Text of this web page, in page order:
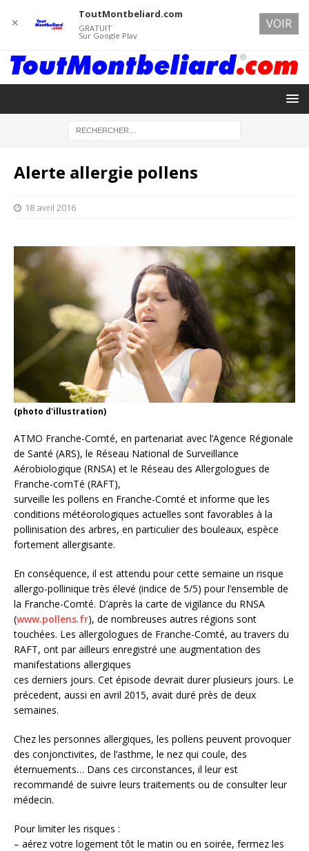
Alerte allergie pollens
18 avril 2016
(photo d'illustration)
ATMO Franche-Comté, en partenariat avec l’Agence Régionale
de Santé (ARS), le Réseau National de Surveillance
Aérobiologique (RNSA) et le Réseau des Allergologues de
Franche-comTé (RAFT),
surveille les pollens en Franche-Comté et informe que les
conditions météorologiques actuelles sont favorables à la
pollinisation des arbres, en particulier des bouleaux, espèce
fortement allergisante.
En conséquence, il est attendu pour cette semaine un risque
allergo-pollinique très élevé (indice de 5/5) pour l’ensemble de
la Franche-Comté. D’après la carte de vigilance du RNSA
(www.pollens.fr), de nombreuses autres régions sont
touchées. Les allergologues de Franche-Comté, au travers du
RAFT, ont par ailleurs enregistré une augmentation des
manifestations allergiques
ces derniers jours. Cet épisode devrait durer plusieurs jours. Le
précedent, aussi en avril 2015, avait duré près de deux
semaines.
Chez les personnes allergiques, les pollens peuvent provoquer
des conjonctivites, de l’asthme, le nez qui coule, des
éternuements… Dans ces circonstances, il leur est
recommandé de suivre leurs traitements ou de consulter leur
médecin.
Pour limiter les risques :
– aérez votre logement tôt le matin ou en soirée, fermez les
✕
ToutMontbeliard.com
GRATUIT
Sur Google Play
VOIR